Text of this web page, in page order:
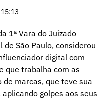
15:13
1ª Vara do Juizado
de São Paulo, considerou
digital com
que trabalha com as
de marcas, que teve sua
golpes aos seus